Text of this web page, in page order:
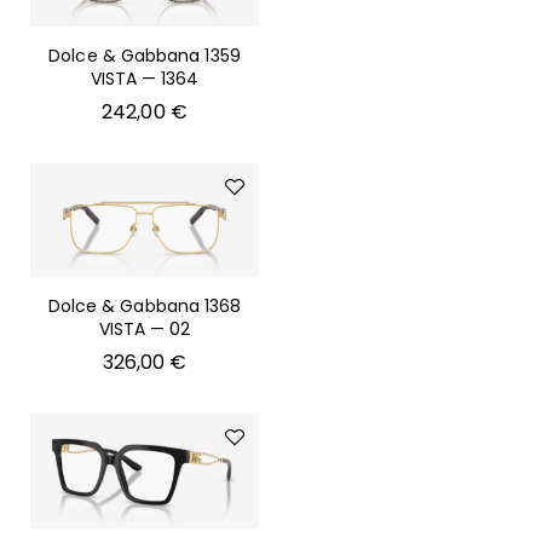
Dolce & Gabbana 1359
VISTA — 1364
242,00 €
Dolce & Gabbana 1368
VISTA — 02
326,00 €